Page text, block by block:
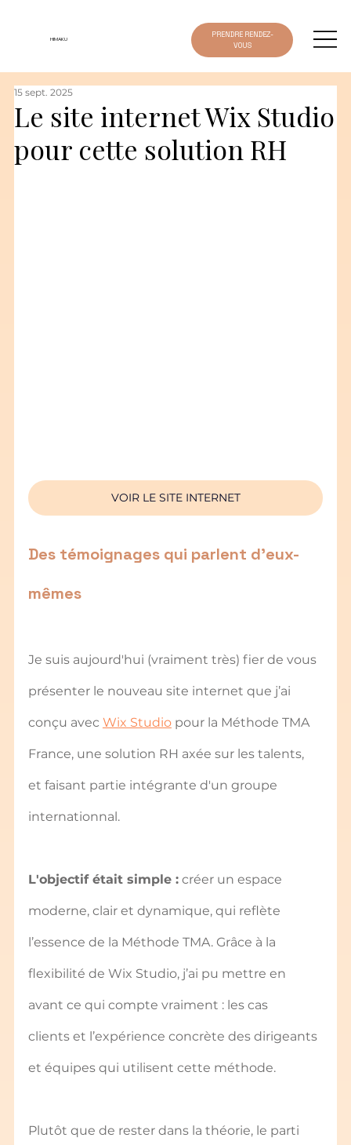
HIMAKU
PRENDRE RENDEZ-
VOUS
Le site internet Wix Studio
pour cette solution RH
15 sept. 2025
VOIR LE SITE INTERNET
Des témoignages qui parlent d’eux-
mêmes
Je suis aujourd'hui (vraiment très) fier de vous
présenter le nouveau site internet que j’ai
conçu avec Wix Studio pour la Méthode TMA
France, une solution RH axée sur les talents,
et faisant partie intégrante d'un groupe
internationnal.
L'objectif était simple : créer un espace
moderne, clair et dynamique, qui reflète
l’essence de la Méthode TMA. Grâce à la
flexibilité de Wix Studio, j’ai pu mettre en
avant ce qui compte vraiment : les cas
clients et l’expérience concrète des dirigeants
et équipes qui utilisent cette méthode.
Plutôt que de rester dans la théorie, le parti